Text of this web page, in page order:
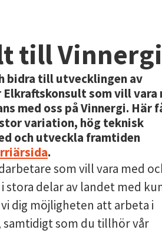
till Vinnergi
bidra till utvecklingen av
som vill vara
med oss på Vinnergi. Här
variation, hög teknisk
och utveckla framtiden
.
som vill vara med
stora delar av landet med
dig möjligheten att arbeta i
samtidigt som du tillhör vår